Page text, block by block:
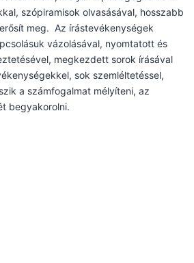
szópiramisok olvasásával, hosszabb
meg. Az írástevékenységek
vázolásával, nyomtatott és
megkezdett sorok írásával
sok szemléltetéssel,
a számfogalmat mélyíteni, az
begyakorolni.